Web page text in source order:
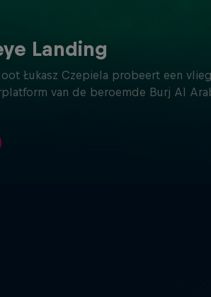
Landing
Łukasz Czepiela probeert een
van de beroemde Burj Al